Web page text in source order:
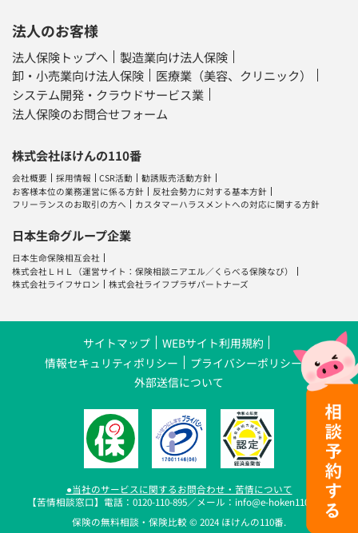
法人のお客様
法人保険トップへ
製造業向け法人保険
卸・小売業向け法人保険
医療業（美容、クリニック）
システム開発・クラウドサービス業
法人保険のお問合せフォーム
株式会社ほけんの110番
会社概要 採用情報 CSR活動
勧誘販売活動方針
お客様本位の業務運営に係る方針
反社会勢力に対する基本方針
フリーランスのお取引の方へ
カスタマーハラスメントへの対応に関する方針
日本生命グループ企業
日本生命保険相互会社
株式会社ＬＨＬ
（運営サイト：保険相談ニアエル ／ くらべる保険なび）
株式会社ライフサロン
株式会社ライフプラザパートナーズ
サイトマップ
WEBサイト利用規約
情報セキュリティポリシー
プライバシーポリシー
外部送信について
●当社のサービスに関するお問合わせ・苦情について
【苦情相談窓口】電話：0120-110-895／メール：info@e-hoken110.com
保険の無料相談・保険比較 © 2024 ほけんの110番.